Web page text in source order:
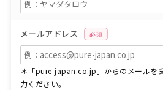
メールアドレス 必須
＊「pure-japan.co.jp」からのメールを
力ください。